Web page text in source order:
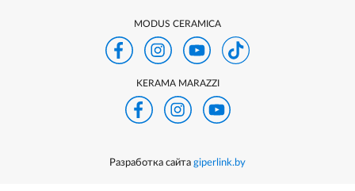
MODUS CERAMICA
KERAMA MARAZZI
Разработка сайта giperlink.by